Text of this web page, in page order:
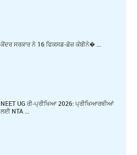
ਕੇਂਦਰ ਸਰਕਾਰ ਨੇ 16 ਫਿਕਸਡ-ਡੋਜ਼ ਕੰਬੀਨੇ� ...
NEET UG ਰੀ-ਪ੍ਰੀਖਿਆ 2026: ਪ੍ਰੀਖਿਆਰਥੀਆਂ
ਲਈ NTA ...